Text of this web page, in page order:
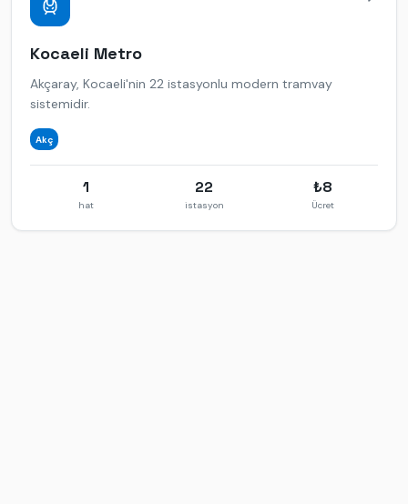
Kocaeli Metro
Akçaray, Kocaeli'nin 22 istasyonlu modern tramvay
sistemidir.
Akç
1
hat
22
istasyon
₺8
Ücret